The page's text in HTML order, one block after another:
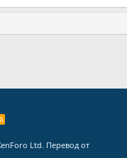
R
Ltd. Перевод от